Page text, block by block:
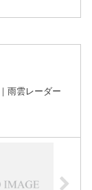
雨雲レーダー